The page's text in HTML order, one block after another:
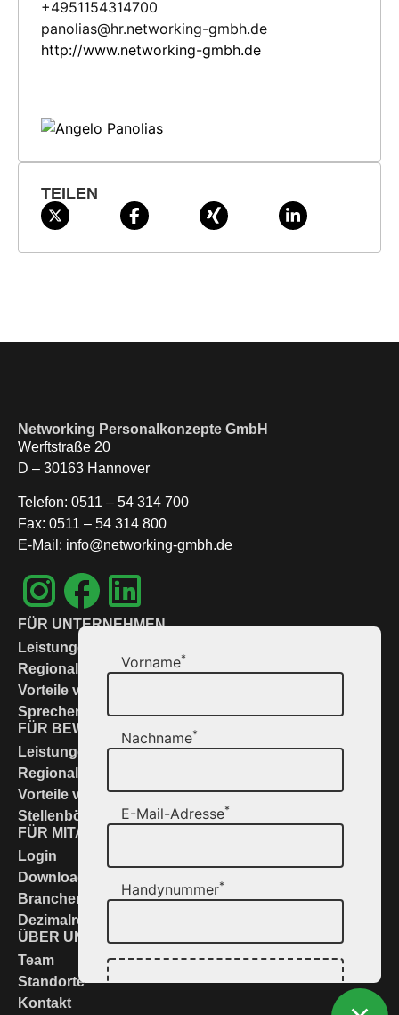
+4951154314700
panolias@hr.networking-gmbh.de
http://www.networking-gmbh.de
TEILEN
Vorname*
Nachname*
E-Mail-Adresse*
Handynummer*
Networking Personalkonzepte GmbH
Werftstraße 20
D – 30163 Hannover
Telefon: 0511 – 54 314 700
Fax: 0511 – 54 314 800
E-Mail: info@networking-gmbh.de
FÜR UNTERNEHMEN
Leistungen & Lösungen
Regional zur Stelle
Vorteile von Networking
Sprechen Sie uns an
FÜR BEWERBER
Leistungen & Service
Regional zur Stelle
Vorteile von Networking
Stellenbörse
FÜR MITARBEITER
Login
Downloads
Branchennews
Dezimalrechner
ÜBER UNS
Team
Standorte
Kontakt